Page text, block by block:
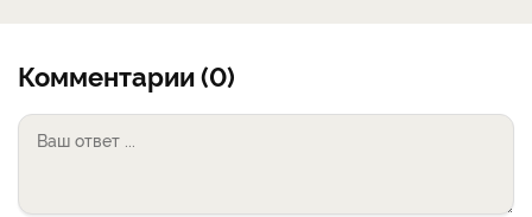
Комментарии (0)